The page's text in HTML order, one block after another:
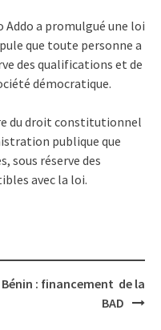
Addo a promulgué une loi
que toute personne a
des qualifications et de
démocratique.
du droit constitutionnel
publique que
sous réserve des
avec la loi.
Bénin : financement de la
BAD